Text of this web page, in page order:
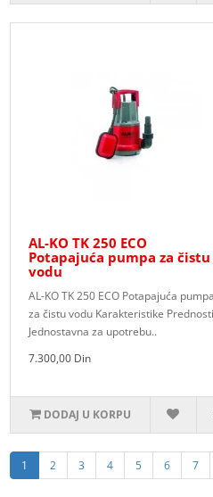
AL-KO TK 250 ECO
Potapajuća pumpa za čistu
vodu
AL-KO TK 250 ECO Potapajuća pumpa
za čistu vodu Karakteristike Prednosti
Jednostavna za upotrebu..
7.300,00 Din
DODAJ U KORPU
1 2 3 4 5 6 7